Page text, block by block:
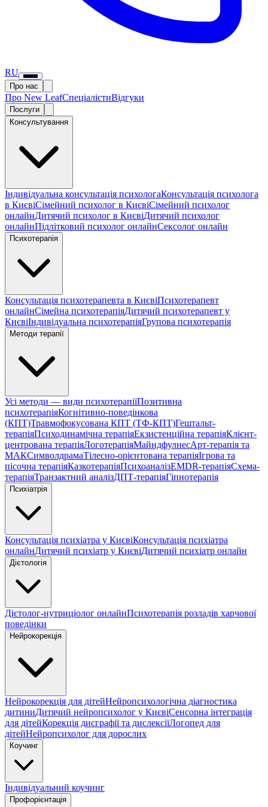
RU
Про нас
Про New LeafСпеціалістиВідгуки
Послуги
Консультування
Індивідуальна консультація психологаКонсультація психолога
в КиєвіСімейний психолог в КиєвіСімейний психолог
онлайнДитячий психолог в КиєвіДитячий психолог
онлайнПідлітковий психолог онлайнСексолог онлайн
Психотерапія
Консультація психотерапевта в КиєвіПсихотерапевт
онлайнСімейна психотерапіяДитячий психотерапевт у
КиєвіІндивідуальна психотерапіяГрупова психотерапія
Методи терапії
Усі методи — види психотерапіїПозитивна
психотерапіяКогнітивно-поведінкова
(КПТ)Травмофокусована КПТ (ТФ-КПТ)Гештальт-
терапіяПсиходинамічна терапіяЕкзистенційна терапіяКлієнт-
центрована терапіяЛоготерапіяМайндфулнесАрт-терапія та
МАКСимволдрамаТілесно-орієнтована терапіяІгрова та
пісочна терапіяКазкотерапіяПсихоаналізEMDR-терапіяСхема-
терапіяТранзактний аналізДПТ-терапіяГіпнотерапія
Психіатрія
Консультація психіатра у КиєвіКонсультація психіатра
онлайнДитячий психіатр у КиєвіДитячий психіатр онлайн
Дієтологія
Дієтолог-нутриціолог онлайнПсихотерапія розладів харчової
поведінки
Нейрокорекція
Нейрокорекція для дітейНейропсихологічна діагностика
дитиниДитячий нейропсихолог у КиєвіСенсорна інтеграція
для дітейКорекція дисграфії та дислексіїЛогопед для
дітейНейропсихолог для дорослих
Коучинг
Індивідуальний коучинг
Профорієнтація